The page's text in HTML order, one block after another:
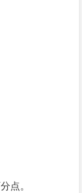
点。